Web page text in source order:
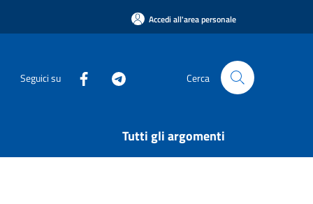
Accedi all'area personale
Seguici su Cerca
Tutti gli argomenti